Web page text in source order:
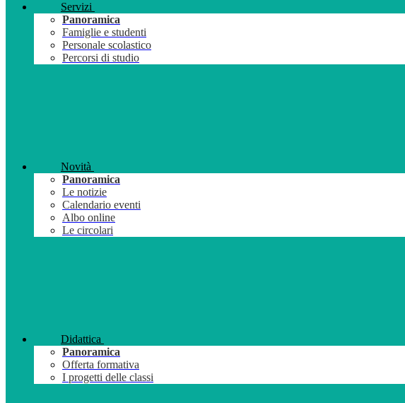
Servizi
Panoramica
Famiglie e studenti
Personale scolastico
Percorsi di studio
Novità
Panoramica
Le notizie
Calendario eventi
Albo online
Le circolari
Didattica
Panoramica
Offerta formativa
I progetti delle classi